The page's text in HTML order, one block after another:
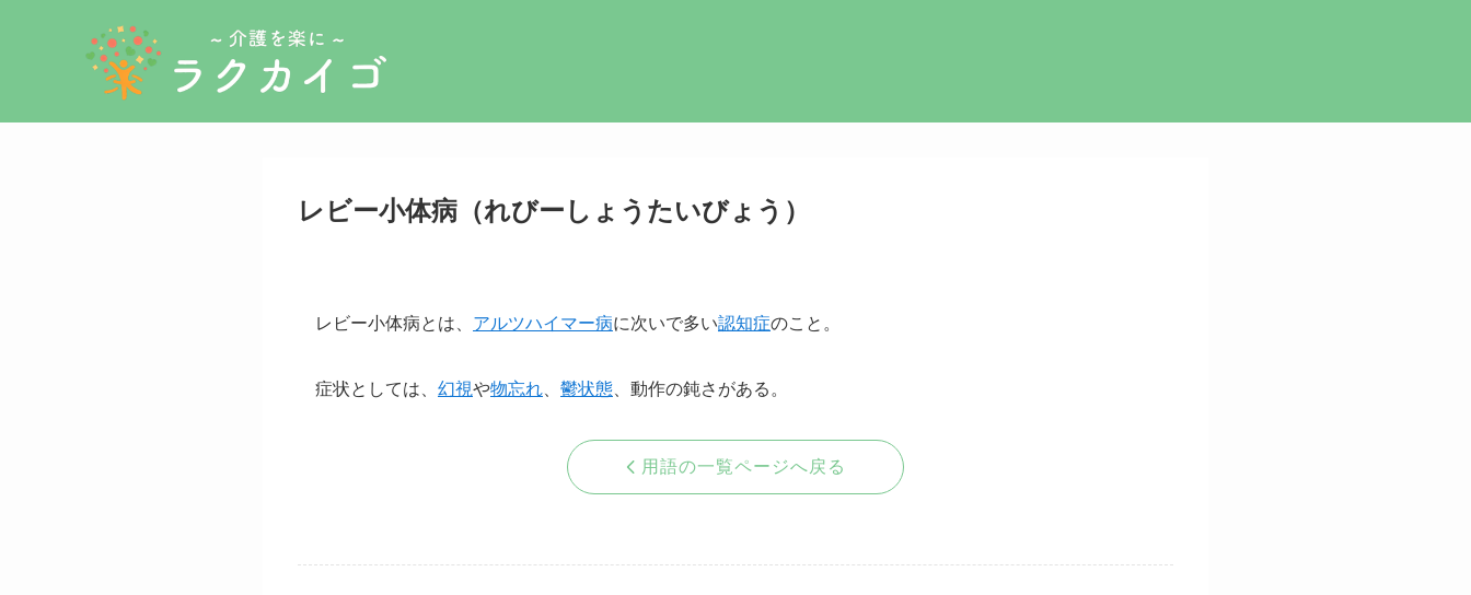
レビー小体病（れびーしょうたいびょう）
レビー小体病とは、 アルツハイマー病に次いで多い認知症のこと。
症状としては、 幻視や物忘れ 鬱状態 、動作の鈍さがある。
用語の一覧ページへ戻る